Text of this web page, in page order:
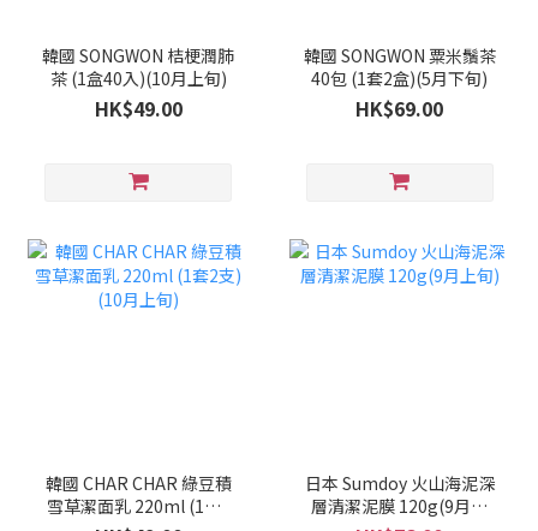
韓國 SONGWON 桔梗潤肺
茶 (1盒40入)(10月上旬)
HK$49.00
韓國 SONGWON 粟米鬚茶
40包 (1套2盒)(5月下旬)
HK$69.00
韓國 CHAR CHAR 綠豆積
雪草潔面乳 220ml (1套2
日本 Sumdoy 火山海泥深
層清潔泥膜 120g(9月上